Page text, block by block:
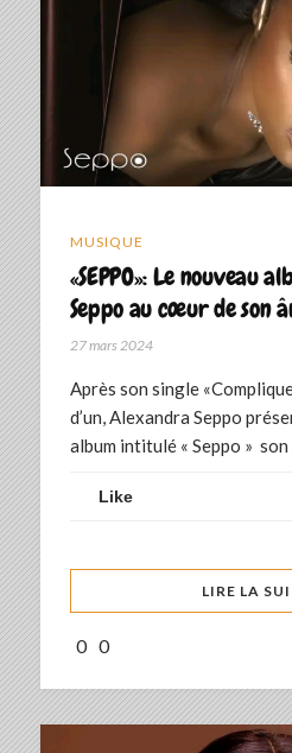
MUSIQUE
«SEPPO»: Le nouveau
Seppo au cœur de son
27 mars 2024
Après son single
d’un, Alexandra Seppo
album intitulé « Seppo »
Like
LIRE LA
0 0